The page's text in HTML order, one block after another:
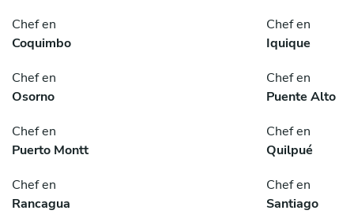
Chef en
Coquimbo
Chef en
Iquique
Chef en
Osorno
Chef en
Puente Alto
Chef en
Puerto Montt
Chef en
Quilpué
Chef en
Rancagua
Chef en
Santiago